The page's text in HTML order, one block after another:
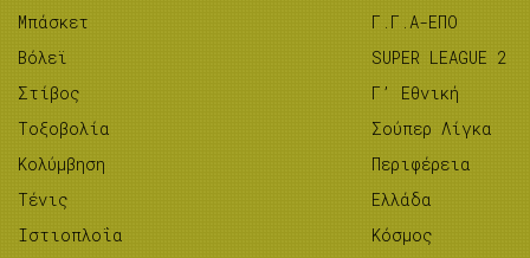
Μπάσκετ
Βόλεϊ
Στίβος
Tοξοβολία
Κολύμβηση
Τένις
Ιστιοπλοΐα
Γ.Γ.Α-ΕΠΟ
SUPER LEAGUE 2
Γ’ Εθνική
Σούπερ Λίγκα
Περιφέρεια
Ελλάδα
Κόσμος